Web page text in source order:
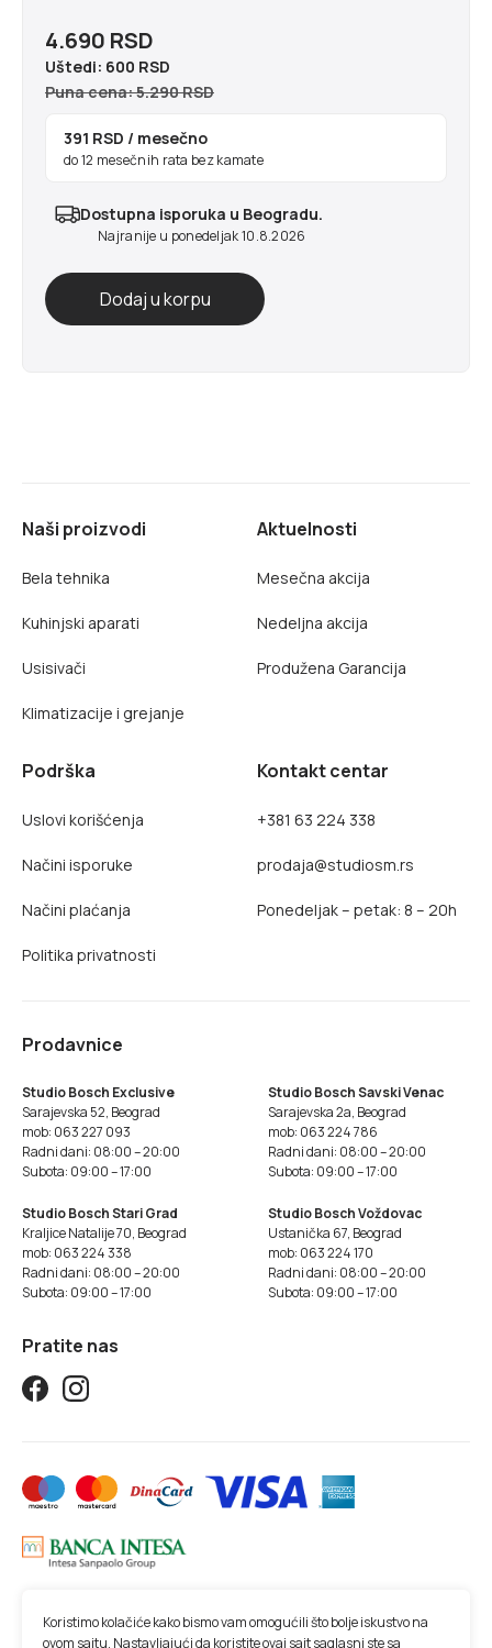
4.690 RSD
Uštedi: 600 RSD
Puna cena: 5.290 RSD
391 RSD / mesečno
do 12 mesečnih rata bez kamate
Dostupna isporuka u Beogradu.
Najranije u ponedeljak 10.8.2026
Naši proizvodi
Bela tehnika
Kuhinjski aparati
Usisivači
Klimatizacije i grejanje
Aktuelnosti
Mesečna akcija
Nedeljna akcija
Produžena Garancija
Podrška
Uslovi korišćenja
Načini isporuke
Načini plaćanja
Politika privatnosti
Kontakt centar
+381 63 224 338
prodaja@studiosm.rs
Ponedeljak – petak: 8 – 20h
Prodavnice
Studio Bosch Exclusive
Sarajevska 52, Beograd
mob: 063 227 093
Radni dani: 08:00 – 20:00
Subota: 09:00 – 17:00
Studio Bosch Savski Venac
Sarajevska 2a, Beograd
mob: 063 224 786
Radni dani: 08:00 – 20:00
Subota: 09:00 – 17:00
Studio Bosch Stari Grad
Kraljice Natalije 70, Beograd
mob: 063 224 338
Radni dani: 08:00 – 20:00
Subota: 09:00 – 17:00
Studio Bosch Voždovac
Ustanička 67, Beograd
mob: 063 224 170
Radni dani: 08:00 – 20:00
Subota: 09:00 – 17:00
Pratite nas
Koristimo kolačiće kako bismo vam omogućili što bolje iskustvo na
ovom sajtu. Nastavljajući da koristite ovaj sajt saglasni ste sa